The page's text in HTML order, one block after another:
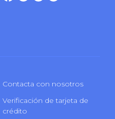
Contacta con nosotros
Verificación de tarjeta de
crédito